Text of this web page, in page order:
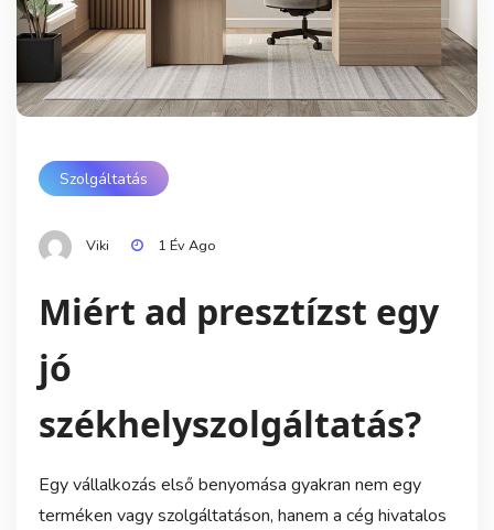
Szolgáltatás
Viki 1 Év Ago
Miért ad presztízst egy
jó
székhelyszolgáltatás?
Egy vállalkozás első benyomása gyakran nem egy
terméken vagy szolgáltatáson, hanem a cég hivatalos